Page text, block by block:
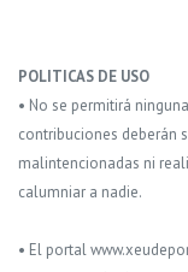
POLITICAS DE USO
• No se permitirá
contribuciones deberán
malintencionadas ni
calumniar a nadie.
• El portal